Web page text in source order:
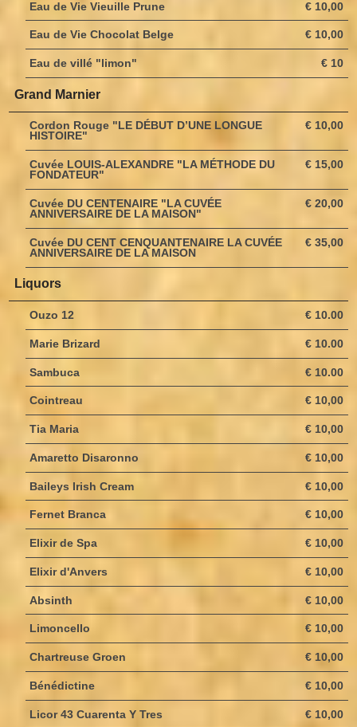
€ 10,00
Eau de Vie Vieuille Prune
€ 10,00
Eau de Vie Chocolat Belge
€ 10
Eau de villé "limon"
Grand Marnier
€ 10,00
Cordon Rouge "LE DÉBUT D’UNE LONGUE
HISTOIRE"
€ 15,00
Cuvée LOUIS-ALEXANDRE "LA MÉTHODE DU
FONDATEUR"
€ 20,00
Cuvée DU CENTENAIRE "LA CUVÉE
ANNIVERSAIRE DE LA MAISON"
€ 35,00
Cuvée DU CENT CENQUANTENAIRE LA CUVÉE
ANNIVERSAIRE DE LA MAISON
Liquors
€ 10.00
Ouzo 12
€ 10.00
Marie Brizard
€ 10.00
Sambuca
€ 10,00
Cointreau
€ 10,00
Tia Maria
€ 10,00
Amaretto Disaronno
€ 10,00
Baileys Irish Cream
€ 10,00
Fernet Branca
€ 10,00
Elixir de Spa
€ 10,00
Elixir d'Anvers
€ 10,00
Absinth
€ 10,00
Limoncello
€ 10,00
Chartreuse Groen
€ 10,00
Bénédictine
€ 10,00
Licor 43 Cuarenta Y Tres